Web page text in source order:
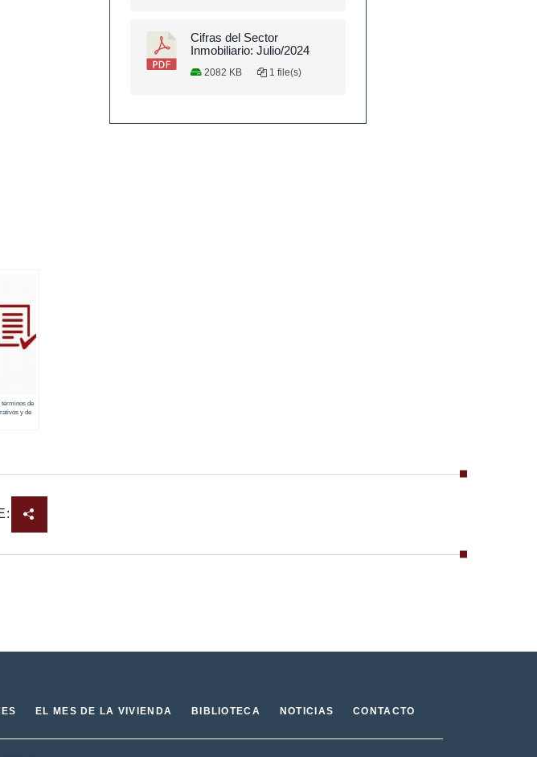
Cifras del Sector
Inmobiliario: Julio/2024
2082 KB 1 file(s)
términos de
y de
EL MES DE LA VIVIENDA BIBLIOTECA NOTICIAS CONTACTO